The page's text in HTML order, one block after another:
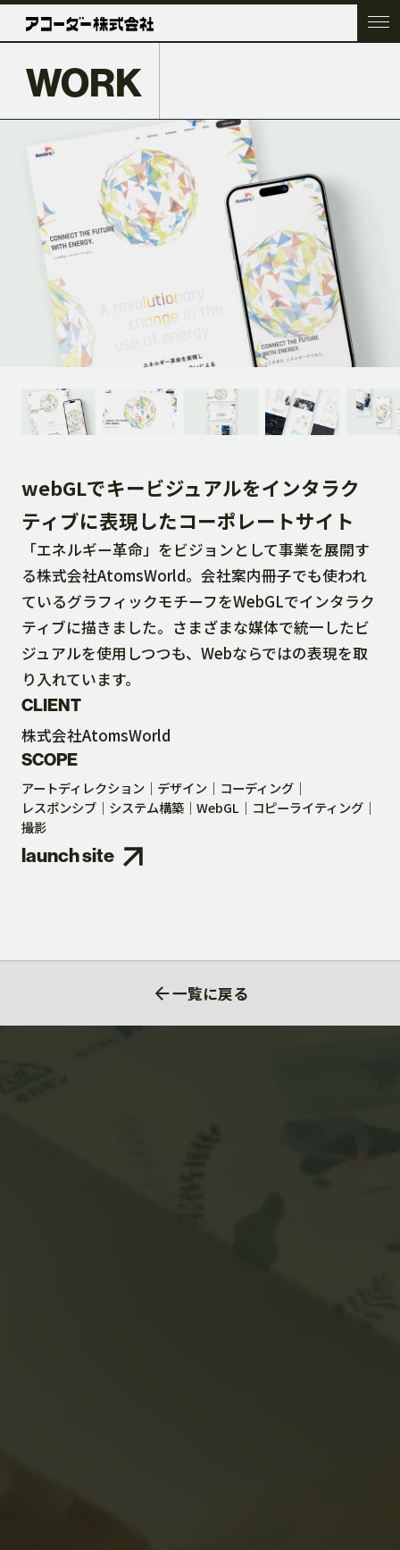
TOP
COMPANY
SERVICE
WORK
ACC BLOG
DOWNLOAD
CONTACT
RECRUIT SITE
WORK
webGLでキービジュアルをインタラク
ティブに表現したコーポレートサイト
「エネルギー革命」をビジョンとして事業を展開す
る株式会社AtomsWorld。会社案内冊子でも使われ
ているグラフィックモチーフをWebGLでインタラク
ティブに描きました。さまざまな媒体で統一したビ
ジュアルを使用しつつも、Webならではの表現を取
り入れています。
CLIENT
株式会社AtomsWorld
SCOPE
アートディレクション デザイン
コーディング
レスポンシブ
システム構築 WebGL
コピーライティング
撮影
launch site
一覧に戻る